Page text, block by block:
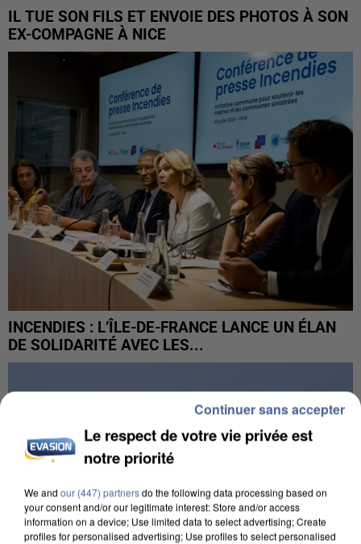
IL TUE SON FILS ET ENVOIE DES PHOTOS À SON
EX-COMPAGNE À NICE
INCENDIES : L’ÎLE-DE-FRANCE LANCE UN ÉLAN
DE SOLIDARITÉ AVEC LES...
Le respect de votre vie privée est
notre priorité
We and our (447) partnersdo the following data processing based on
your consent and/or our legitimate interest: Store and/or access
information on a device; Use limited data to select advertising; Create
profiles for personalised advertising; Use profiles to select personalised
Continuer sans accepter